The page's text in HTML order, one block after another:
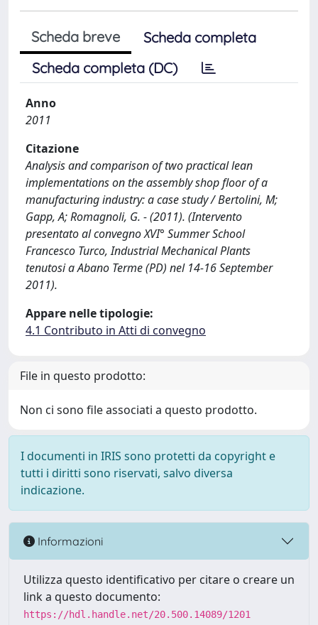
Scheda breve
Scheda completa
Scheda completa (DC)
Anno
2011
Citazione
Analysis and comparison of two practical lean
implementations on the assembly shop floor of a
manufacturing industry: a case study / Bertolini, M;
Gapp, A; Romagnoli, G. - (2011). (Intervento
presentato al convegno XVI° Summer School
Francesco Turco, Industrial Mechanical Plants
tenutosi a Abano Terme (PD) nel 14-16 September
2011).
Appare nelle tipologie:
4.1 Contributo in Atti di convegno
File in questo prodotto:
Non ci sono file associati a questo prodotto.
I documenti in IRIS sono protetti da copyright e
tutti i diritti sono riservati, salvo diversa
indicazione.
Informazioni
Utilizza questo identificativo per citare o creare un
link a questo documento:
https://hdl.handle.net/20.500.14089/1201